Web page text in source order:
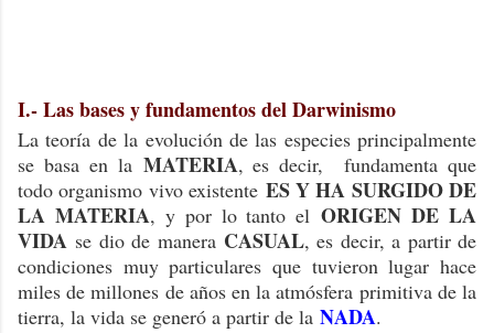
I.- Las bases y fundamentos del Darwinismo
La teoría de la evolución de las especies principalmente
se basa en la MATERIA, es decir, fundamenta que
todo organismo vivo existente ES Y HA SURGIDO DE
LA MATERIA, y por lo tanto elORIGEN DE LA
VIDA se dio de manera CASUAL, es decir, a partir de
condiciones muy particulares que tuvieron lugar hace
miles de millones de años en la atmósfera primitiva de la
tierra, la vida se generó a partir de la NADA.